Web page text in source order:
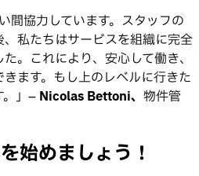
間協力しています。スタッフの
私たちはサービスを組織に完全
。これにより、安心して働き、
ます。もし上のレベルに行きた
。」– Nicolas Bettoni、 物件管
始めましょう！